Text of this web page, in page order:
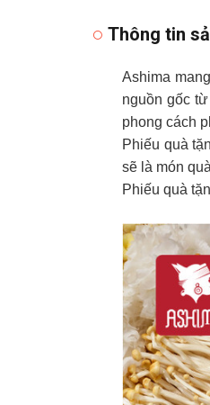
Thông tin
Ashima
nguồn gốc
phong cách
Phiếu quà
sẽ là món
Phiếu quà